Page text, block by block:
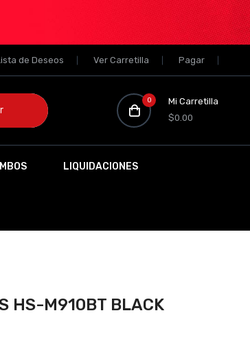
de Deseos Ver Carretilla Pagar
0
Mi Carretilla
$0.00
LIQUIDACIONES
HS-M910BT BLACK